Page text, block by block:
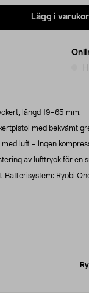
Lägg i
längd 19–65 mm.
med bekvämt
luft – ingen
av lufttryck för en
Ryobi